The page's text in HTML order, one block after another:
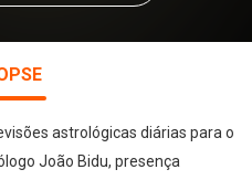
astrológicas diárias para o
João Bidu, presença